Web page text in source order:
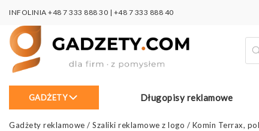
INFOLINIA +48 7 333 888 30 | +48 7 333 888 40
GADŻETY Długopisy reklamowe
Gadżety reklamowe / Szaliki reklamowe z logo / Komin Terrax,